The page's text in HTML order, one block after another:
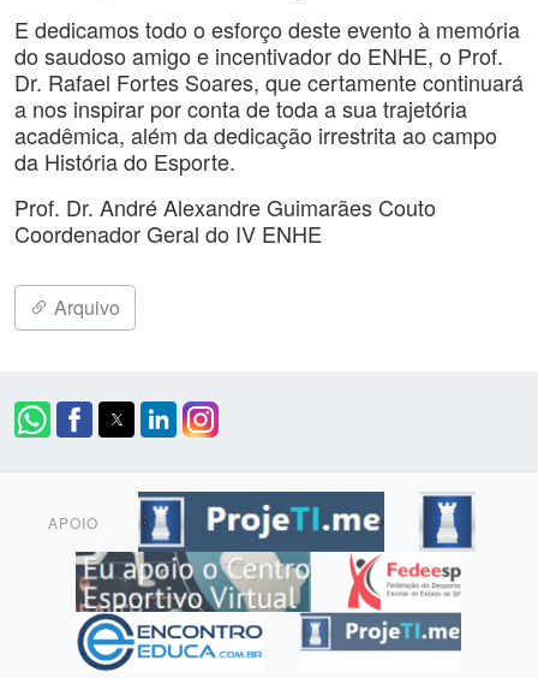
E dedicamos todo o esforço deste evento à memória
do saudoso amigo e incentivador do ENHE, o Prof.
Dr. Rafael Fortes Soares, que certamente continuará
a nos inspirar por conta de toda a sua trajetória
acadêmica, além da dedicação irrestrita ao campo
da História do Esporte.
Prof. Dr. André Alexandre Guimarães Couto
Coordenador Geral do IV ENHE
Arquivo
APOIO